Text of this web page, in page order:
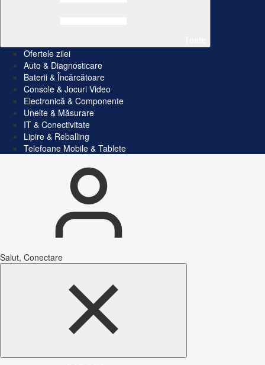
Ofertele zilei
Auto & Diagnosticare
Baterii & Încărcătoare
Console & Jocuri Video
Electronică & Componente
Unelte & Măsurare
IT & Conectivitate
Lipire & Reballing
Telefoane Mobile & Tablete
Salut, Conectare